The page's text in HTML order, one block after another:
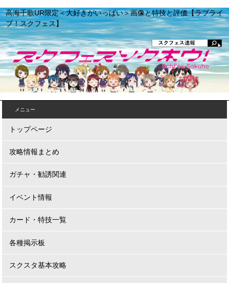
高海千歌UR限定＜大好きがいっぱい＞画像と特技と評価【ラブライ
ブ！スクフェス】
メニュー
トップページ
攻略情報まとめ
ガチャ・勧誘関連
イベント情報
カード・特技一覧
各種掲示板
スクスタ基本攻略